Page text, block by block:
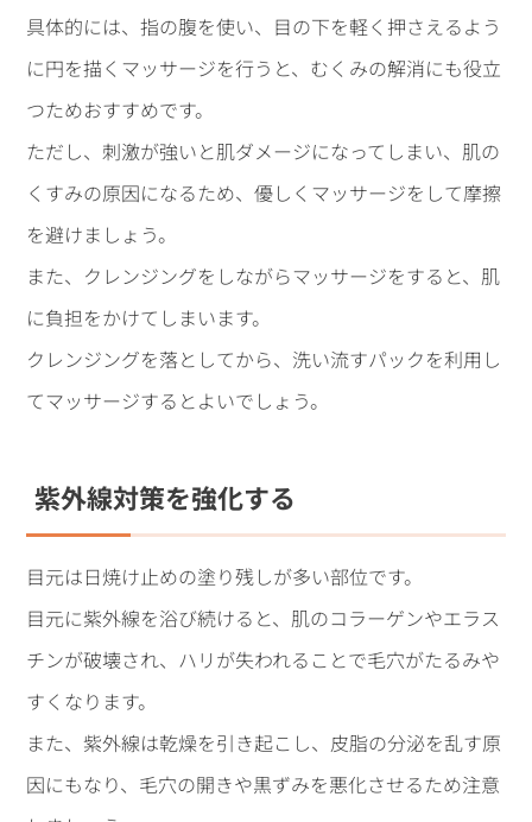
具体的には、指の腹を使い、目の下を軽く押さえるよう
に円を描くマッサージを行うと、むくみの解消にも役立
つためおすすめです。
ただし、刺激が強いと肌ダメージになってしまい、肌の
くすみの原因になるため、優しくマッサージをして摩擦
を避けましょう。
また、クレンジングをしながらマッサージをすると、肌
に負担をかけてしまいます。
クレンジングを落としてから、洗い流すパックを利用し
てマッサージするとよいでしょう。
紫外線対策を強化する
目元は日焼け止めの塗り残しが多い部位です。
目元に紫外線を浴び続けると、肌のコラーゲンやエラス
チンが破壊され、ハリが失われることで毛穴がたるみや
すくなります。
また、紫外線は乾燥を引き起こし、皮脂の分泌を乱す原
因にもなり、毛穴の開きや黒ずみを悪化させるため注意